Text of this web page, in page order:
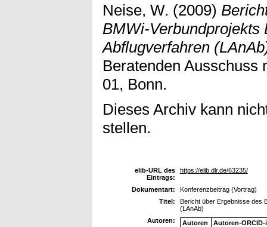
Neise, W. (2009)
BMWi-Verbundprojekts
Abflugverfahren
Beratenden Ausschuss
01, Bonn.
Dieses Archiv kann
stellen.
elib-URL des
Eintrags:
https://elib.dlr.de/63235/
Dokumentart:
Konferenzbeitrag (Vortrag)
Titel:
Bericht über Ergebnisse des
(LAnAb)
Autoren:
Autoren
Autoren-ORCID-